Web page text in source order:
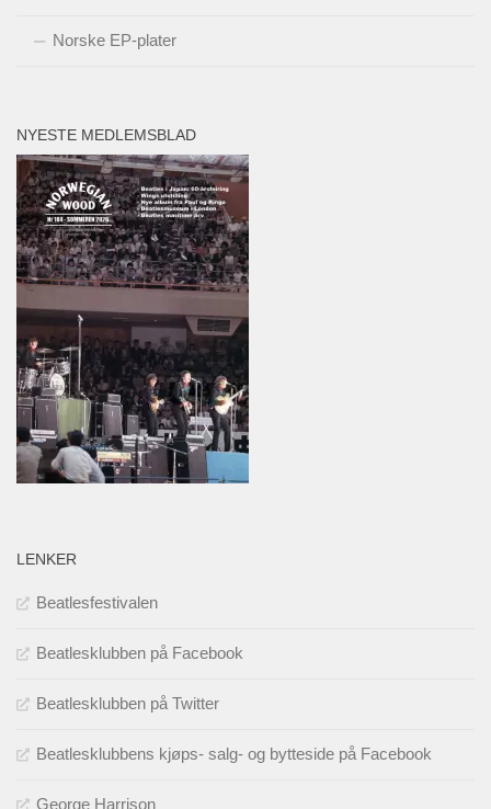
Norske EP-plater
NYESTE MEDLEMSBLAD
LENKER
Beatlesfestivalen
Beatlesklubben på Facebook
Beatlesklubben på Twitter
Beatlesklubbens kjøps- salg- og bytteside på Facebook
George Harrison